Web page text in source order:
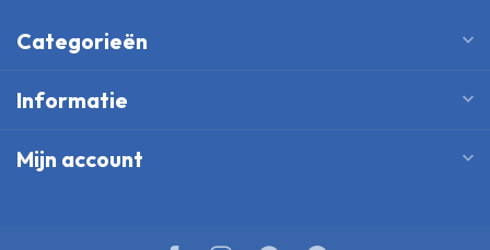
Categorieën
Informatie
Mijn account